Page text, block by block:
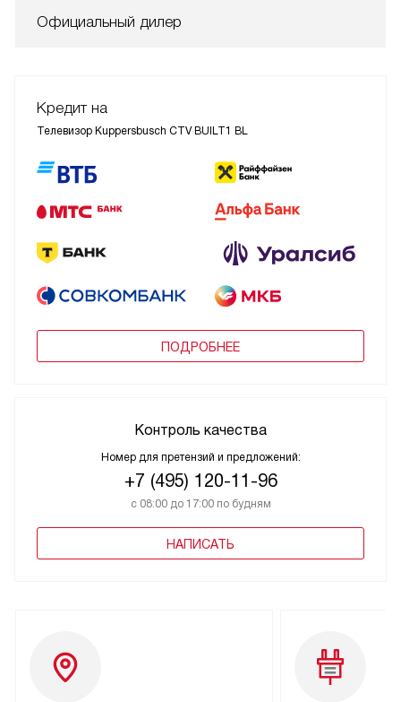
Официальный дилер
Кредит на
Телевизор Kuppersbusch CTV BUILT1 BL
ПОДРОБНЕЕ
Контроль качества
Номер для претензий и предложений:
+7 (495) 120-11-96
с 08:00 до 17:00 по будням
НАПИСАТЬ